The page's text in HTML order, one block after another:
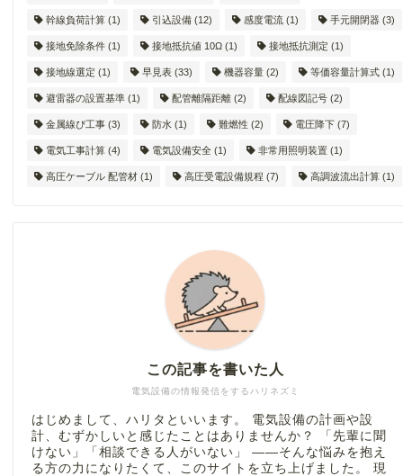
幹線負荷計算 (1) 引込設備 (12) 感度電流 (1) 手元開閉器 (3)
接地免除条件 (1) 接地抵抗値 10Ω (1) 接地抵抗測定 (1)
接地線選定 (1) 早見表 (33) 機器容量 (2) 等価容量計算式 (1)
避雷器の設置基準 (1) 配管離隔距離 (2) 配線図記号 (2)
金属線ぴ工事 (3) 防水 (1) 難燃性 (2) 電圧降下 (7)
電気工事計算 (4) 電気設備安全 (1) 非常用照明装置 (1)
高圧ケーブル 配管材 (1) 高圧受電設備規程 (7) 高調波流出計算 (1)
電気設備の情報発信をするハリネズミ
この記事を書いた人
はじめまして、ハリタといいます。 電気設備の計画や設
計、むずかしいと感じたことはありませんか？ 「先輩に聞
けない」「相談できる人がいない」 ――そんな悩みを抱え
る方の力になりたくて、このサイトを立ち上げました。 現